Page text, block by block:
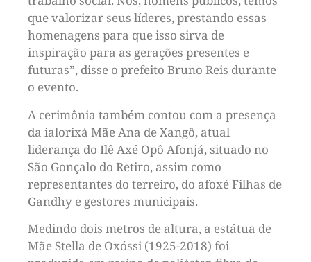
que valorizar seus líderes, prestando essas
homenagens para que isso sirva de
inspiração para as gerações presentes e
futuras”, disse o prefeito Bruno Reis durante
o evento.
A cerimônia também contou com a presença
da ialorixá Mãe Ana de Xangô, atual
liderança do Ilê Axé Opô Afonjá, situado no
São Gonçalo do Retiro, assim como
representantes do terreiro, do afoxé Filhas de
Gandhy e gestores municipais.
Medindo dois metros de altura, a estátua de
Mãe Stella de Oxóssi (1925-2018) foi